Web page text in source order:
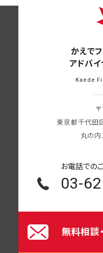
かえで
アドバ
Kaede
東京都千代田
丸の内
お電話での
03-
無料相談